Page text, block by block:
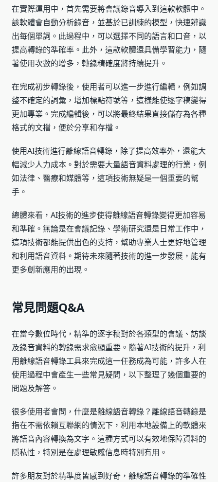
在實際運用中，首先需要將會議錄音導入到這款軟體中。
該軟體會自動分析錄音，並基於已訓練的模型，快速辨識
出每個單詞。此過程中，可以選擇不同的語言和口音，以
提高轉錄的準確率。此外，這款軟體還具備學習能力，隨
著使用次數的增多，轉錄精確度將持續提升。
在完成初步轉錄後，使用者可以進一步進行編輯，例如調
整不確定的詞彙，增加標點符號等，這樣能使逐字稿變得
更加專業。完成編輯後，可以將最終結果直接儲存為各種
格式的文檔，便於分享和存檔。
使用AI技術進行離線語音轉錄，除了提高效率外，還能大
幅減少人力成本。對於需要大量語音資料處理的行業，例
如法律、醫療和媒體等，這項技術無疑是一個重要的幫
手。
總體來看，AI技術的進步使得離線語音轉錄變得更加容易
和準確。無論是在會議記錄、學術研究還是日常工作中，
這項技術都能提供出色的支持，幫助專業人士更好地管理
和利用語音資料。期待未來隨著技術的進一步發展，能有
更多創新應用的出現。
常見問題Q&A
在當今數位時代，精準的逐字稿對於各類型的會議、訪談
及錄音資料的轉錄需求愈顯重要。隨著AI技術的提升，利
用離線語音轉錄工具來完成這一任務成為可能，許多人在
使用過程中會產生一些常見疑問，以下整理了幾個重要的
問題及解答。
很多使用者會問，什麼是離線語音轉錄？離線語音轉錄是
指在不需依賴互聯網的情況下，利用本地設備上的軟體來
將語音內容轉換為文字。這種方式可以有效地保障資料的
隱私性，特別是在處理敏感信息時特別有用。
許多朋友對於精準度皆感到好奇，離線語音轉錄的準確性